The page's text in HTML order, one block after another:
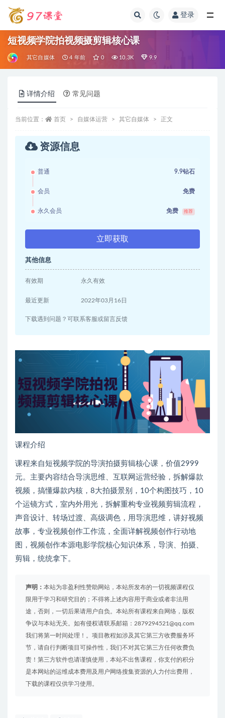
登录
短视频学院拍视频摄剪辑核心课
其它自媒体 4 年前 0 10.3K 9.9
详情介绍 常见问题
当前位置： 首页 自媒体运营 其它自媒体 正文
资源信息
普通 9.9钻石
会员 免费
永久会员 免费 推荐
立即获取
其他信息
有效期 永久有效
最近更新 2022年03月16日
下载遇到问题？可联系客服或留言反馈
课程介绍
课程来自短视频学院的导演拍摄剪辑核心课，价值2999
元。主要内容结合导演思维、互联网运营经验，拆解爆款
视频，搞懂爆款内核，8大拍摄景别，10个构图技巧，10
个运镜方式，室内外用光，拆解重构专业视频剪辑流程，
声音设计、转场过渡、高级调色，用导演思维，讲好视频
故事，专业视频创作工作流，全面详解视频创作行动地
图，视频创作本源电影学院核心知识体系，导演、拍摄、
剪辑，统统拿下。
声明： 本站为非盈利性赞助网站，本站所发布的一切视频课程仅
限用于学习和研究目的；不得将上述内容用于商业或者非法用
途，否则，一切后果请用户自负。本站所有课程来自网络，版权
争议与本站无关。如有侵权请联系邮箱：2879294521@qq.com
我们将第一时间处理！。项目教程如涉及其它第三方收费服务环
节，请自行判断项目可操作性，我们不对其它第三方任何收费负
责！第三方软件也请谨慎使用，本站不出售课程，你支付的积分
是本网站的运维成本费用及用户网络搜集资源的人力付出费用，
下载的课程仅供学习使用。